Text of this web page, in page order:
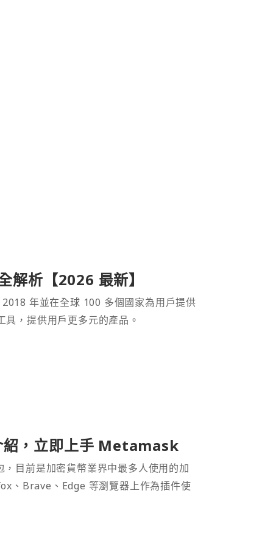
析【2026 最新】
年並在全球 100 多個國家為用戶提供
，提供用戶更多元的產品。
，立即上手 Metamask
目前是加密貨幣業界中最多人使用的加
、Brave、Edge 等瀏覽器上作為插件使